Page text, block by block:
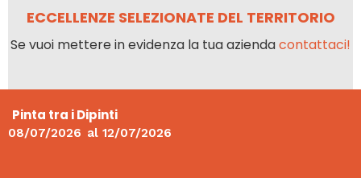
ECCELLENZE SELEZIONATE DEL TERRITORIO
Se vuoi mettere in evidenza la tua aziendacontattaci!
Pinta tra i Dipinti
08/07/2026 al 12/07/2026